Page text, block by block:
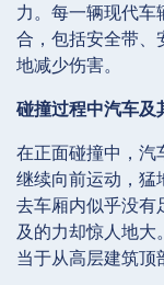
力。每一辆现代车
合，包括安全带、
地减少伤害。
碰撞过程中汽车及
在正面碰撞中，
继续向前运动，猛
去车厢内似乎没有
及的力却惊人地大
当于从高层建筑顶